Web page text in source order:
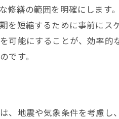
修繕の範囲を明確にします
を短縮するために事前にス
可能にすることが、効率的
です。
、地震や気象条件を考慮し